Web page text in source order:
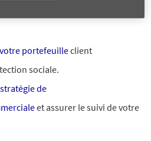
portefeuilleclient
sociale.
stratégie de
et assurer le suivi de votre